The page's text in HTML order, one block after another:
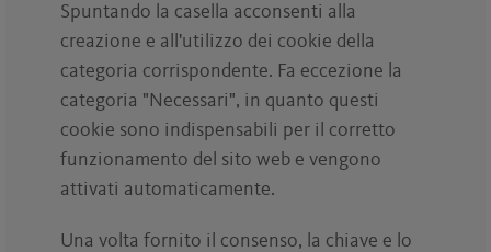
Spuntando la casella acconsenti alla
creazione e all'utilizzo dei cookie della
categoria corrispondente. Fa eccezione la
categoria "Necessari", in quanto questi
cookie sono indispensabili per il corretto
funzionamento del sito web e vengono
attivati automaticamente.
Una volta fornito il consenso, la chiave e lo